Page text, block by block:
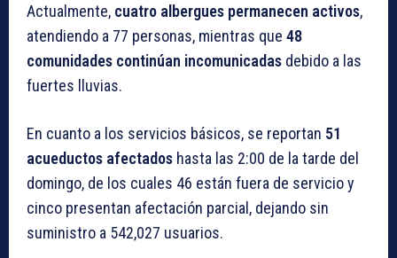
Actualmente, cuatro albergues permanecen activos,
atendiendo a 77 personas, mientras que 48
comunidades continúan incomunicadas debido a las
fuertes lluvias.
En cuanto a los servicios básicos, se reportan 51
acueductos afectados hasta las 2:00 de la tarde del
domingo, de los cuales 46 están fuera de servicio y
cinco presentan afectación parcial, dejando sin
suministro a 542,027 usuarios.